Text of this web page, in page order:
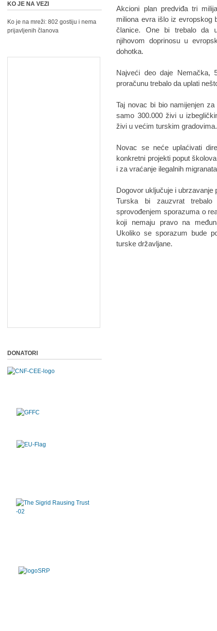
Akcioni plan predviđa tri
miliona evra išlo iz evropskog
članice. One bi trebalo da
njihovom doprinosu u
dohotka.
Najveći deo daje Nemačka,
proračunu trebalo da uplati
Taj novac bi bio namijenjen
samo 300.000 živi u
živi u većim turskim gradovima.
Novac se neće uplaćivati
konkretni projekti poput
i za vraćanje ilegalnih
Dogovor uključuje i
Turska bi zauzvrat
sprovođenjem sporazuma o
koji nemaju pravo na
Ukoliko se sporazum bude
turske državljane.
KO JE NA VEZI
Ko je na mreži: 802 gostiju i nema
prijavljenih članova
DONATORI